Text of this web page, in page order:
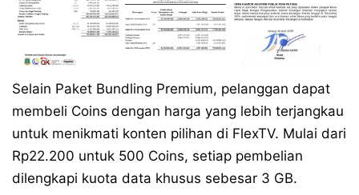
Selain Paket Bundling Premium, pelanggan dapat
membeli Coins dengan harga yang lebih terjangkau
untuk menikmati konten pilihan di FlexTV. Mulai dari
Rp22.200 untuk 500 Coins, setiap pembelian
dilengkapi kuota data khusus sebesar 3 GB.